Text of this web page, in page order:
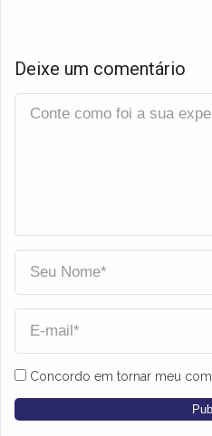
Deixe um comentário
Concordo em tornar meu